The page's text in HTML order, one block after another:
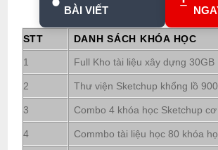
BÀI VIẾT
STT DANH SÁCH KHÓA HỌC
1 Full Kho tài liệu xây dựng 30GB
2 Thư viện Sketchup khổng lồ
3 Combo 4 khóa học Sketchup
4 Commbo tài liệu học 80 khóa